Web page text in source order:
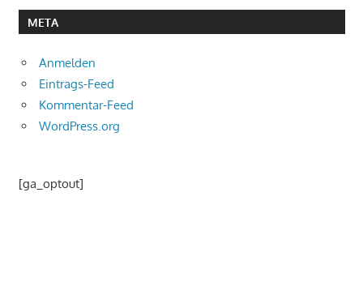
META
Anmelden
Eintrags-Feed
Kommentar-Feed
WordPress.org
[ga_optout]